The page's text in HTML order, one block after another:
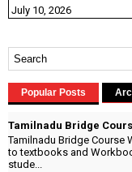
July 10, 2026
Popular Posts
Tamilnadu Bridge
Tamilnadu Bridge Course
to textbooks and
stude...